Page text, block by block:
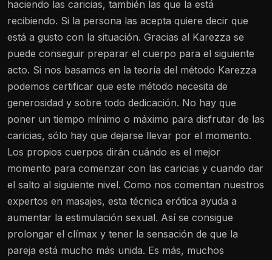
haciendo las caricias, también las que la está
recibiendo. Si la persona las acepta quiere decir que
está a gusto con la situación. Gracias al Karezza se
puede conseguir preparar el cuerpo para el siguiente
acto. Si nos basamos en la teoría del método Karezza
podemos certificar que este método necesita de
generosidad y sobre todo dedicación. No hay que
poner un tiempo mínimo o máximo para disfrutar de las
caricias, sólo hay que dejarse llevar por el momento.
Los propios cuerpos dirán cuándo es el mejor
momento para comenzar con las caricias y cuando dar
el salto al siguiente nivel. Como nos comentan nuestros
expertos en masajes, esta técnica erótica ayuda a
aumentar la estimulación sexual. Así se consigue
prolongar el clímax y tener la sensación de que la
pareja está mucho más unida. Es más, muchos